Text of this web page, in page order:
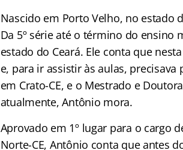
Nascido em Porto Velho, no estado
Da 5º série até o término do ensino
estado do Ceará. Ele conta que
e, para ir assistir às aulas,
em Crato-CE, e o Mestrado e
atualmente, Antônio mora.
Aprovado em 1º lugar para o cargo
Norte-CE, Antônio conta que antes